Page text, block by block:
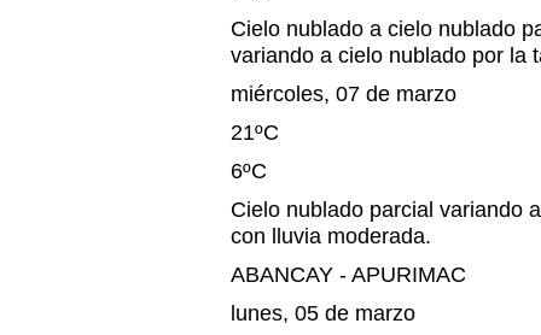
Cielo nublado a cielo nublado
variando a cielo nublado por la
miércoles, 07 de marzo
21ºC
6ºC
Cielo nublado parcial variando
con lluvia moderada.
ABANCAY - APURIMAC
lunes, 05 de marzo